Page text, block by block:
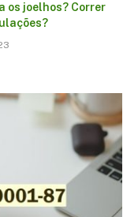
os joelhos? Correr